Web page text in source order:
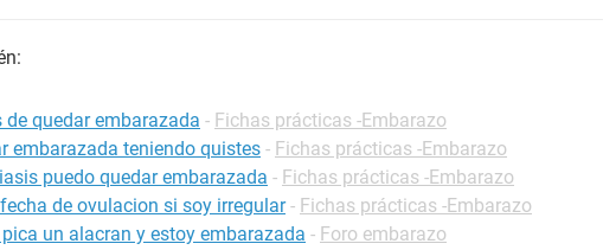
quedar embarazada - Fichas prácticas -Embarazo
embarazada teniendo quistes - Fichas prácticas -Embarazo
puedo quedar embarazada - Fichas prácticas -Embarazo
de ovulacion si soy irregular - Fichas prácticas -Embarazo
un alacran y estoy embarazada - Foro embarazo